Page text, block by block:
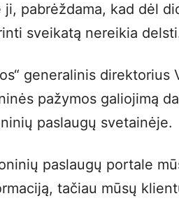
ji, pabrėždama, kad dėl
sveikatą nereikia
generalinis direktorius
pažymos galiojimą
paslaugų svetainėje.
paslaugų portale
tačiau mūsų